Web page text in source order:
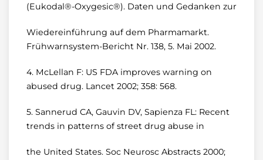
(Eukodal®-Oxygesic®). Daten und Gedanken zur
Wiedereinführung auf dem Pharmamarkt.
Frühwarnsystem-Bericht Nr. 138, 5. Mai 2002.
4. McLellan F: US FDA improves warning on
abused drug. Lancet 2002; 358: 568.
5. Sannerud CA, Gauvin DV, Sapienza FL: Recent
trends in patterns of street drug abuse in
the United States. Soc Neurosc Abstracts 2000;